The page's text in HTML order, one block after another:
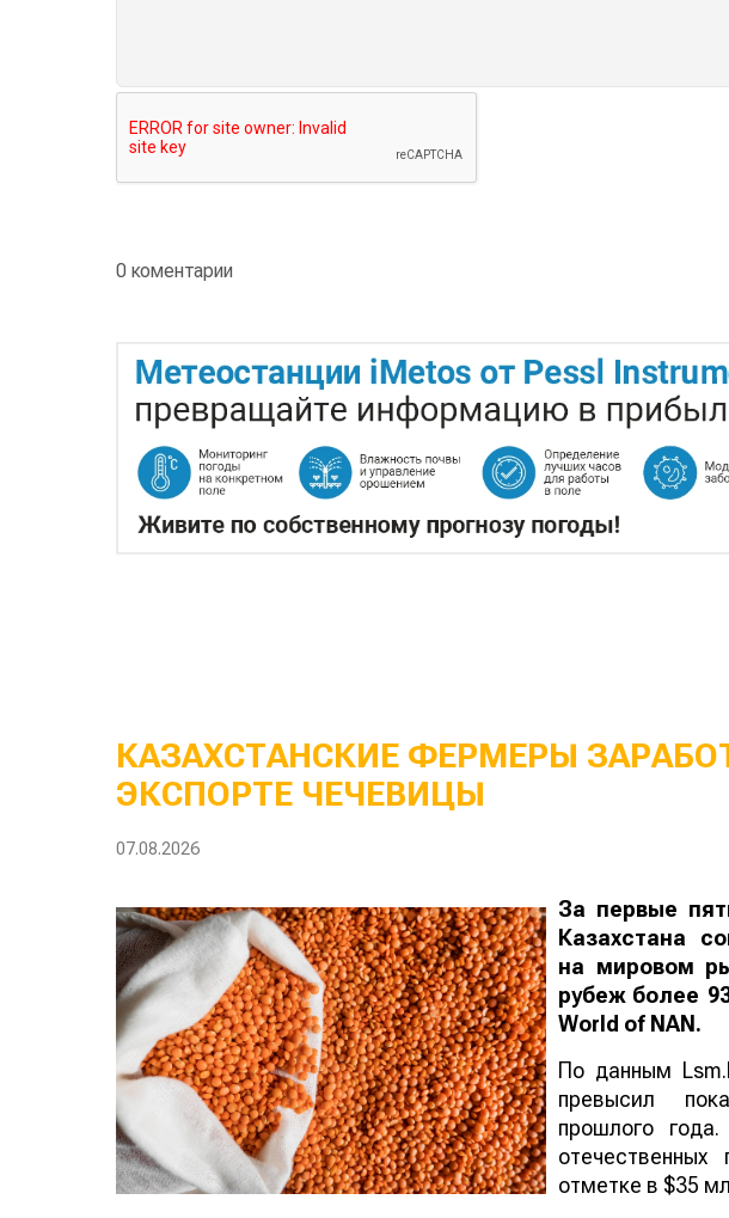
0 коментарии
КАЗАХСТАНСКИЕ ФЕРМЕРЫ
ЭКСПОРТЕ ЧЕЧЕВИЦЫ
07.08.2026
За первые
Казахстана
на мировом
рубеж более
World of NAN .
По данным
превысил
прошлого
отметке в $35